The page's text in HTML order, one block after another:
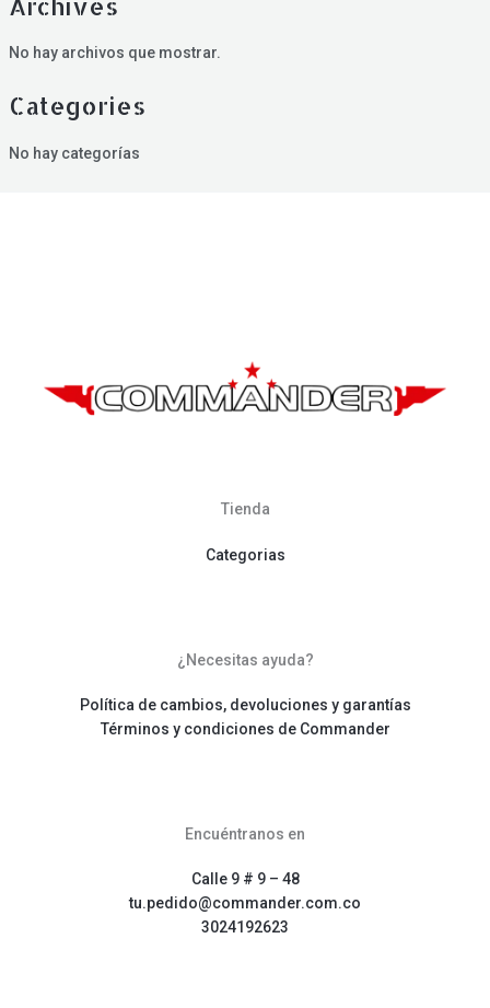
No hay archivos que mostrar.
Categories
No hay categorías
Tienda
Categorias
¿Necesitas ayuda?
Política de cambios, devoluciones y garantías
Términos y condiciones de Commander
Encuéntranos en
Calle 9 # 9 – 48
tu.pedido@commander.com.co
3024192623